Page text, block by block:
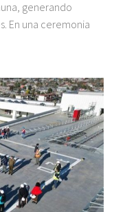
generando
En una ceremonia